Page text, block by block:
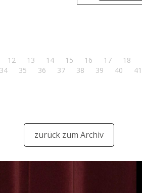
12 13 14 15 16 17 18
34 35 36 37 38 39 40 41
zurück zum Archiv